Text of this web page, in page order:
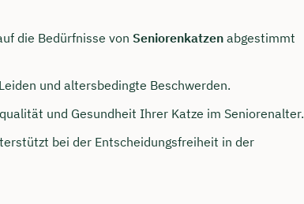
die Bedürfnisse von Seniorenkatzen abgestimmt
und altersbedingte Beschwerden.
und Gesundheit Ihrer Katze im Seniorenalter.
bei der Entscheidungsfreiheit in der
mit Jonas
von 8 bis 18 Uhr